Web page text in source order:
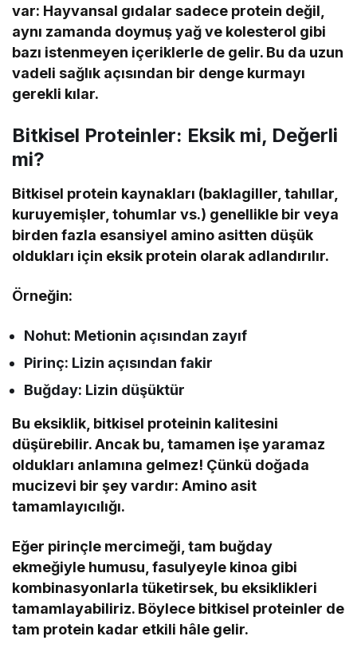
var: Hayvansal gıdalar sadece protein değil,
aynı zamanda doymuş yağ ve kolesterol gibi
bazı istenmeyen içeriklerle de gelir. Bu da uzun
vadeli sağlık açısından bir denge kurmayı
gerekli kılar.
Bitkisel Proteinler: Eksik mi, Değerli
mi?
Bitkisel protein kaynakları (baklagiller, tahıllar,
kuruyemişler, tohumlar vs.) genellikle bir veya
birden fazla esansiyel amino asitten düşük
oldukları için eksik protein olarak adlandırılır.
Örneğin:
Nohut: Metionin açısından zayıf
Pirinç: Lizin açısından fakir
Buğday: Lizin düşüktür
Bu eksiklik, bitkisel proteinin kalitesini
düşürebilir. Ancak bu, tamamen işe yaramaz
oldukları anlamına gelmez! Çünkü doğada
mucizevi bir şey vardır: Amino asit
tamamlayıcılığı.
Eğer pirinçle mercimeği, tam buğday
ekmeğiyle humusu, fasulyeyle kinoa gibi
kombinasyonlarla tüketirsek, bu eksiklikleri
tamamlayabiliriz. Böylece bitkisel proteinler de
tam protein kadar etkili hâle gelir.